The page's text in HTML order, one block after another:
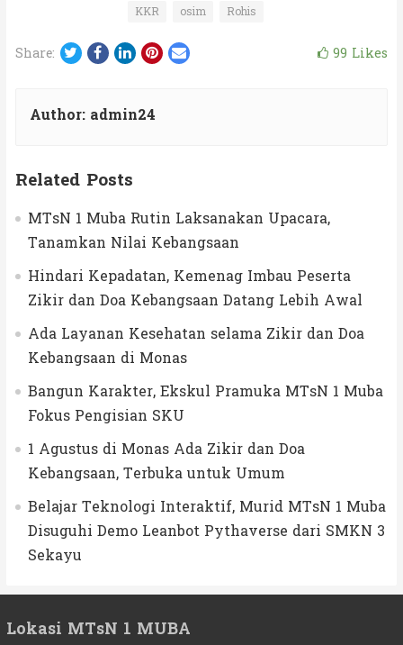
KKR osim Rohis
Share: Twitter
Facebook
LinkedIn
Pinterest
Email 99 Likes
Author: admin24
Related Posts
MTsN 1 Muba Rutin Laksanakan Upacara,
Tanamkan Nilai Kebangsaan
Hindari Kepadatan, Kemenag Imbau Peserta
Zikir dan Doa Kebangsaan Datang Lebih Awal
Ada Layanan Kesehatan selama Zikir dan Doa
Kebangsaan di Monas
Bangun Karakter, Ekskul Pramuka MTsN 1 Muba
Fokus Pengisian SKU
1 Agustus di Monas Ada Zikir dan Doa
Kebangsaan, Terbuka untuk Umum
Belajar Teknologi Interaktif, Murid MTsN 1 Muba
Disuguhi Demo Leanbot Pythaverse dari SMKN 3
Sekayu
Lokasi MTsN 1 MUBA